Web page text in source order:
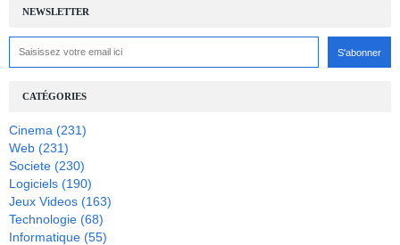
NEWSLETTER
CATÉGORIES
Cinema (231)
Web (231)
Societe (230)
Logiciels (190)
Jeux Videos (163)
Technologie (68)
Informatique (55)